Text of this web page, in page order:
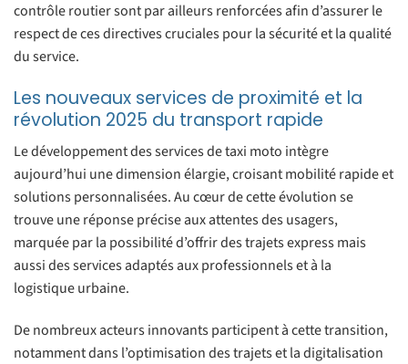
contrôle routier sont par ailleurs renforcées afin d’assurer le
respect de ces directives cruciales pour la sécurité et la qualité
du service.
Les nouveaux services de proximité et la
révolution 2025 du transport rapide
Le développement des services de taxi moto intègre
aujourd’hui une dimension élargie, croisant mobilité rapide et
solutions personnalisées. Au cœur de cette évolution se
trouve une réponse précise aux attentes des usagers,
marquée par la possibilité d’offrir des trajets express mais
aussi des services adaptés aux professionnels et à la
logistique urbaine.
De nombreux acteurs innovants participent à cette transition,
notamment dans l’optimisation des trajets et la digitalisation